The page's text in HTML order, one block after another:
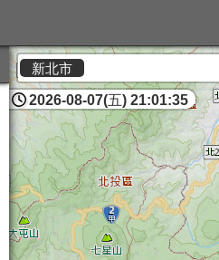
新北市
2026-08-07(五) 21:01:35